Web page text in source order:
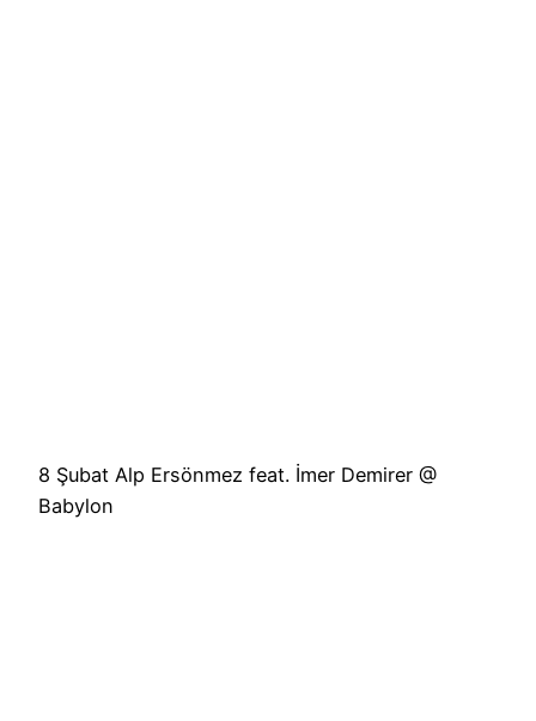
8 Şubat Alp Ersönmez feat. İmer Demirer @
Babylon